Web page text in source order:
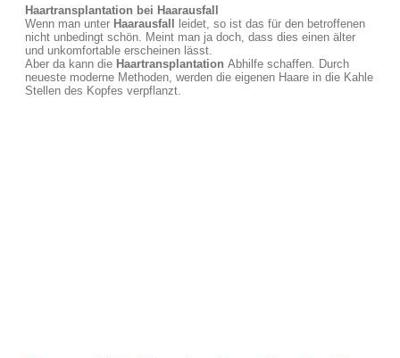
Haartransplantation bei Haarausfall
Wenn man unter Haarausfall
leidet, so ist das für den betroffenen
nicht unbedingt schön. Meint man ja doch, dass dies einen älter
und unkomfortable erscheinen lässt.
Aber da kann die Haartransplantation Abhilfe schaffen. Durch
neueste moderne Methoden, werden die eigenen Haare in die Kahle
Stellen des Kopfes verpflanzt.